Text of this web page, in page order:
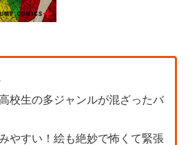
校生の多ジャンルが混ざったバ
やすい！絵も絶妙で怖くて緊張